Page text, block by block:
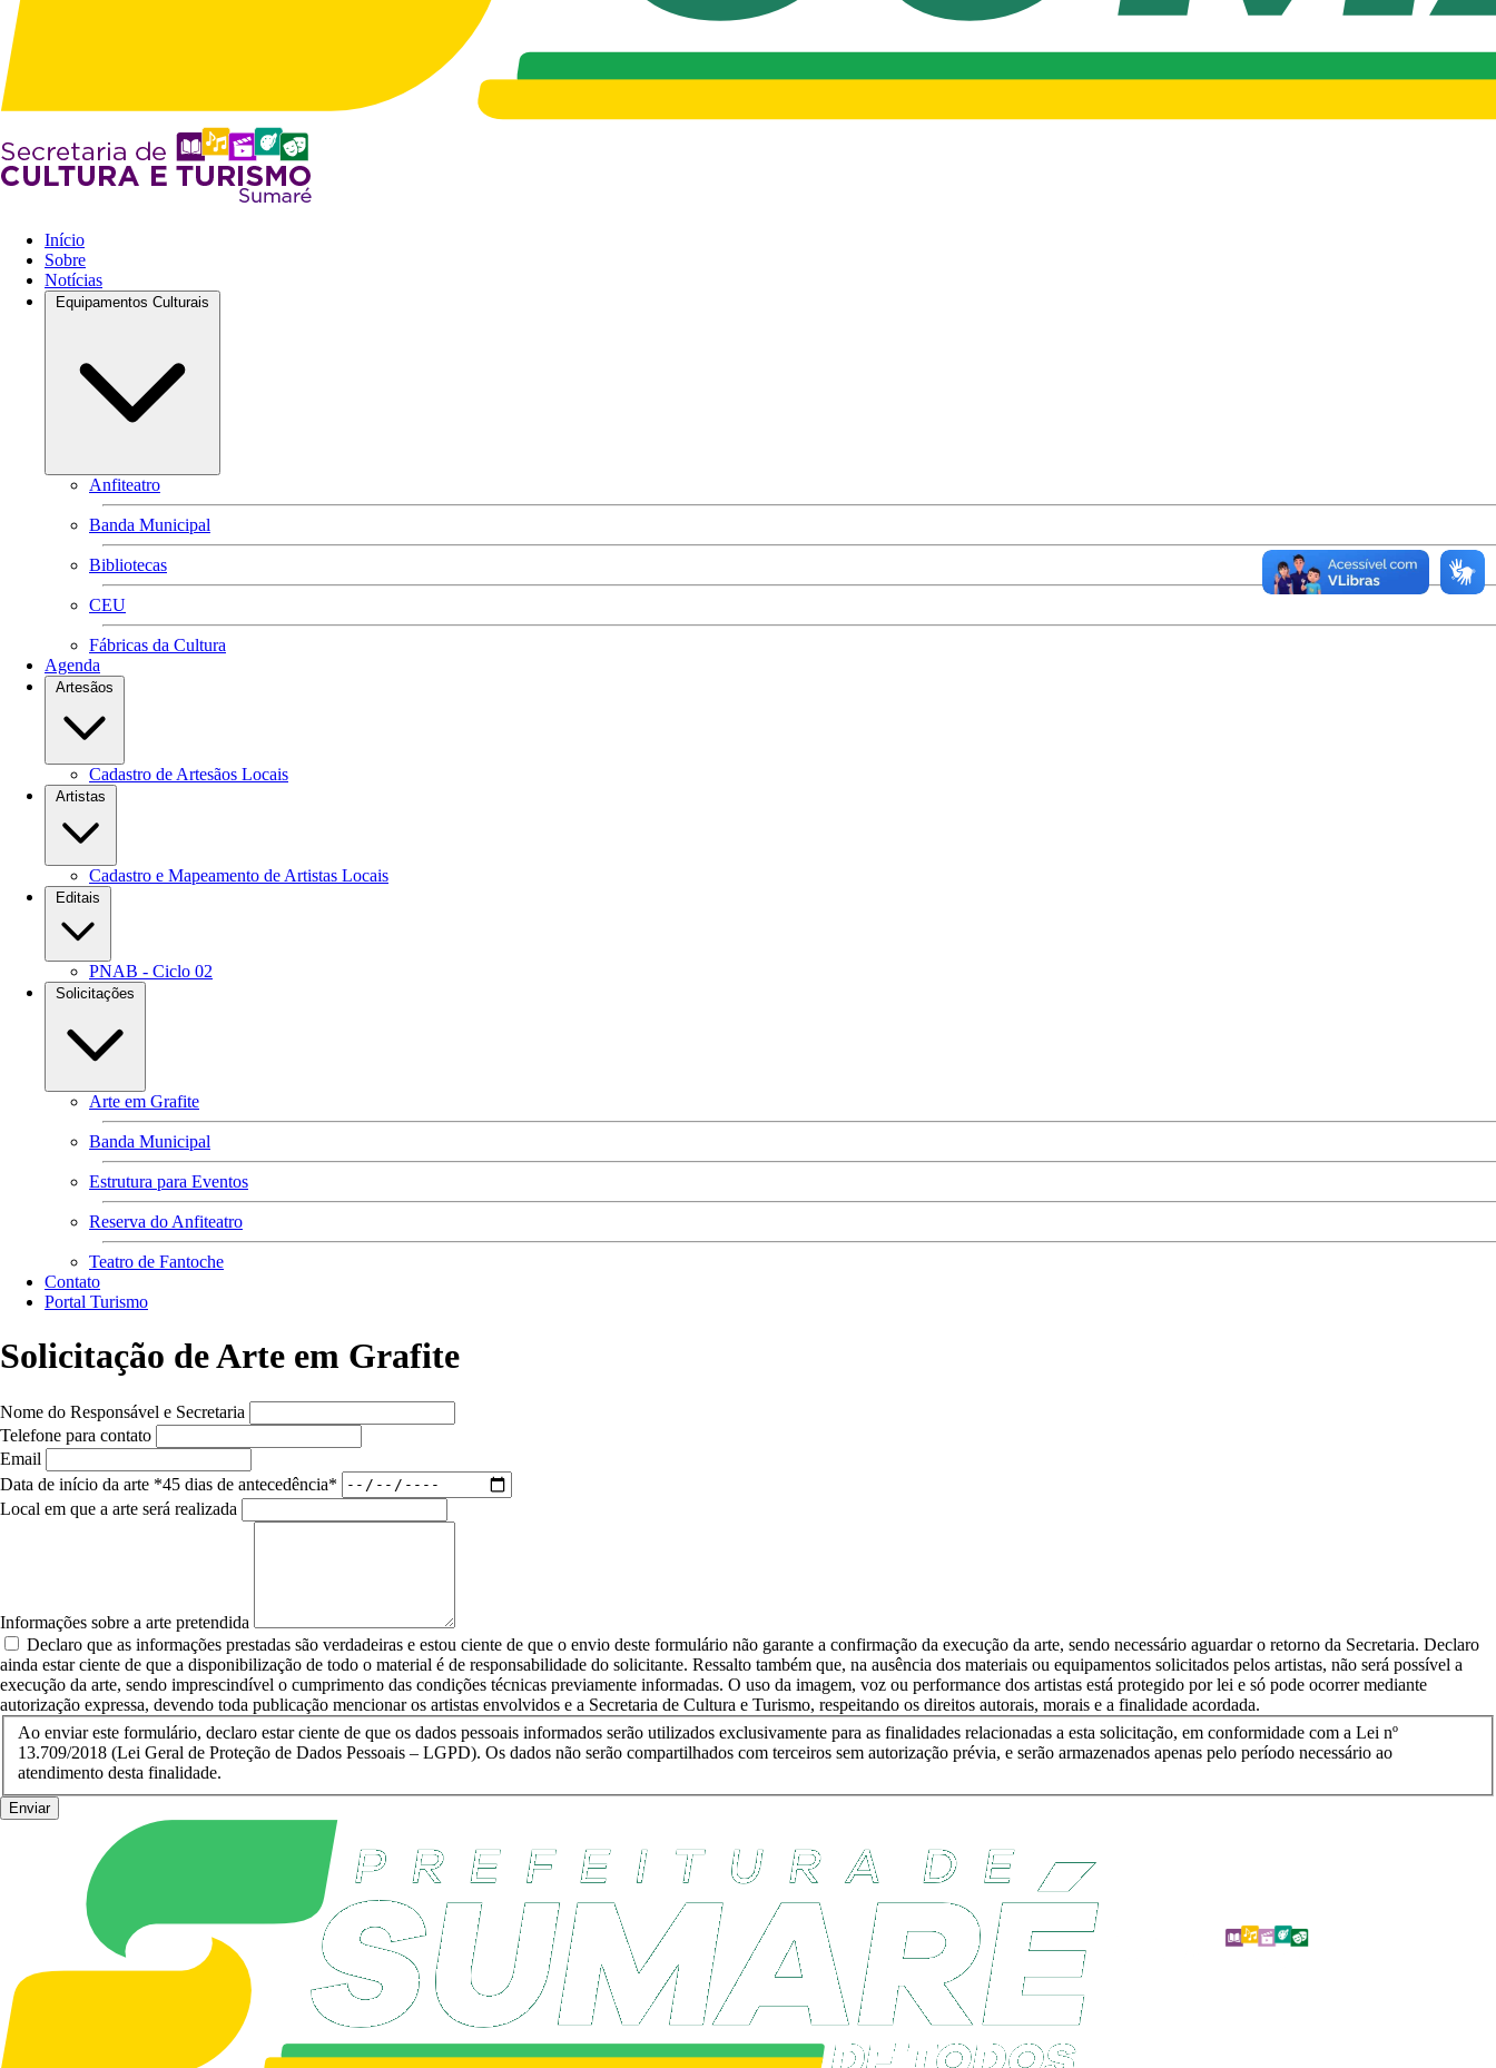
Início
Sobre
Notícias
Equipamentos Culturais
Anfiteatro
Banda Municipal
Bibliotecas
CEU
Fábricas da Cultura
Agenda
Artesãos
Cadastro de Artesãos Locais
Artistas
Cadastro e Mapeamento de Artistas Locais
Editais
PNAB - Ciclo 02
Solicitações
Arte em Grafite
Banda Municipal
Estrutura para Eventos
Reserva do Anfiteatro
Teatro de Fantoche
Contato
Portal Turismo
Solicitação de Arte em Grafite
Nome do Responsável e Secretaria
Telefone para contato
Email
Data de início da arte *45 dias de antecedência*
Local em que a arte será realizada
Informações sobre a arte pretendida
Declaro que as informações prestadas são verdadeiras e estou ciente de que o envio deste formulário não garante a confirmação da execução da arte, sendo necessário aguardar o retorno da Secretaria. Declaro
ainda estar ciente de que a disponibilização de todo o material é de responsabilidade do solicitante. Ressalto também que, na ausência dos materiais ou equipamentos solicitados pelos artistas, não será possível a
execução da arte, sendo imprescindível o cumprimento das condições técnicas previamente informadas. O uso da imagem, voz ou performance dos artistas está protegido por lei e só pode ocorrer mediante
autorização expressa, devendo toda publicação mencionar os artistas envolvidos e a Secretaria de Cultura e Turismo, respeitando os direitos autorais, morais e a finalidade acordada.
Ao enviar este formulário, declaro estar ciente de que os dados pessoais informados serão utilizados exclusivamente para as finalidades relacionadas a esta solicitação, em conformidade com a Lei nº
13.709/2018 (Lei Geral de Proteção de Dados Pessoais – LGPD). Os dados não serão compartilhados com terceiros sem autorização prévia, e serão armazenados apenas pelo período necessário ao
atendimento desta finalidade.
Enviar